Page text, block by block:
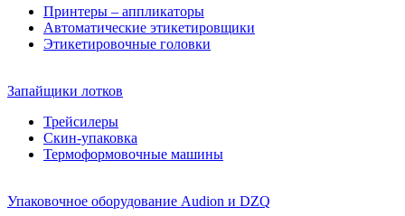
Принтеры – аппликаторы
Автоматические этикетировщики
Этикетировочные головки
Запайщики лотков
Трейсилеры
Скин-упаковка
Термоформовочные машины
Упаковочное оборудование Audion и DZQ